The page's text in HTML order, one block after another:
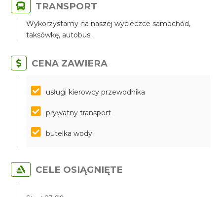
TRANSPORT
Wykorzystamy na naszej wycieczce samochód,
taksówkę, autobus.
CENA ZAWIERA
​​​​​​​usługi kierowcy przewodnika
prywatny transport
butelka wody
CELE OSIĄGNIĘTE